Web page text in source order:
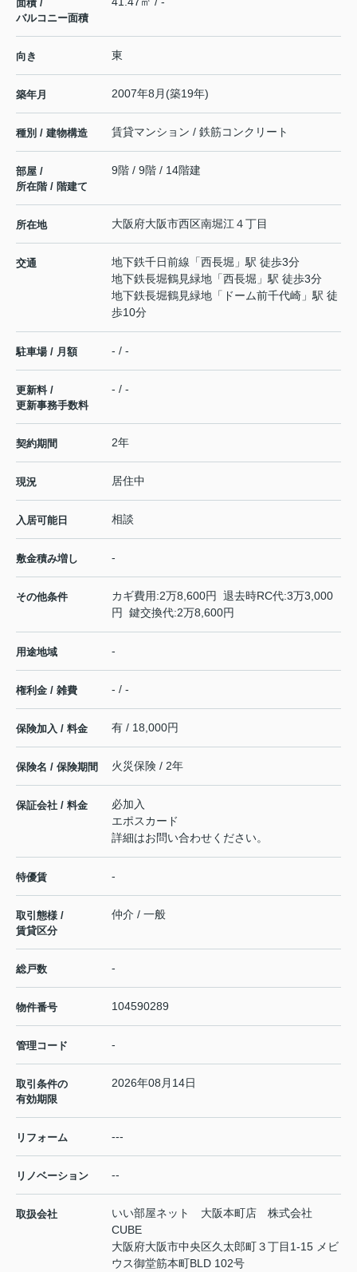
面積 /
バルコニー面積
向き 東
築年月 2007年8月(築19年)
種別 / 建物構造 賃貸マンション / 鉄筋コンクリート
部屋 /
所在階 / 階建て
9階 / 9階 / 14階建
所在地 大阪府大阪市西区南堀江 ４丁目
交通 地下鉄千日前線 「西長堀 」駅 徒歩3分
地下鉄長堀鶴見緑地 「西長堀 」駅 徒歩3分
地下鉄長堀鶴見緑地 「 ドーム前千代崎 」駅 徒
歩10分
駐車場 / 月額 - / -
更新料 /
更新事務手数料
- / -
契約期間 2年
現況 居住中
入居可能日 相談
敷金積み増し -
その他条件
カギ費用:2万8,600円 退去時RC代:3万3,000
円 鍵交換代:2万8,600円
用途地域 -
権利金 / 雑費 - / -
保険加入 / 料金 有 / 18,000円
保険名 / 保険期間 火災保険 / 2年
保証会社 / 料金
必加入
エポスカード
詳細はお問い合わせください。
特優賃 -
取引態様 /
賃貸区分
仲介 / 一般
総戸数 -
物件番号 104590289
管理コード -
取引条件の
有効期限
2026年08月14日
リフォーム ---
リノベーション --
取扱会社
いい部屋ネット 大阪本町店 株式会社
CUBE
大阪府大阪市中央区久太郎町３丁目1-15 メビ
ウス御堂筋本町BLD 102号